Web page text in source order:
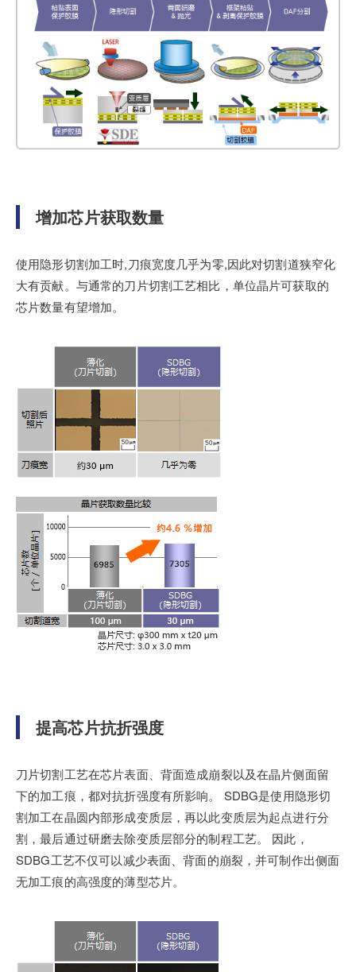
增加芯片获取数量
使用隐形切割加工时,刀痕宽度几乎为零,因此对切割道狭窄化
大有贡献。与通常的刀片切割工艺相比，单位晶片可获取的
芯片数量有望增加。
提高芯片抗折强度
刀片切割工艺在芯片表面、背面造成崩裂以及在晶片侧面留
下的加工痕，都对抗折强度有所影响。 SDBG是使用隐形切
割加工在晶圆内部形成变质层，再以此变质层为起点进行分
割，最后通过研磨去除变质层部分的制程工艺。 因此，
SDBG工艺不仅可以减少表面、背面的崩裂，并可制作出侧面
无加工痕的高强度的薄型芯片。